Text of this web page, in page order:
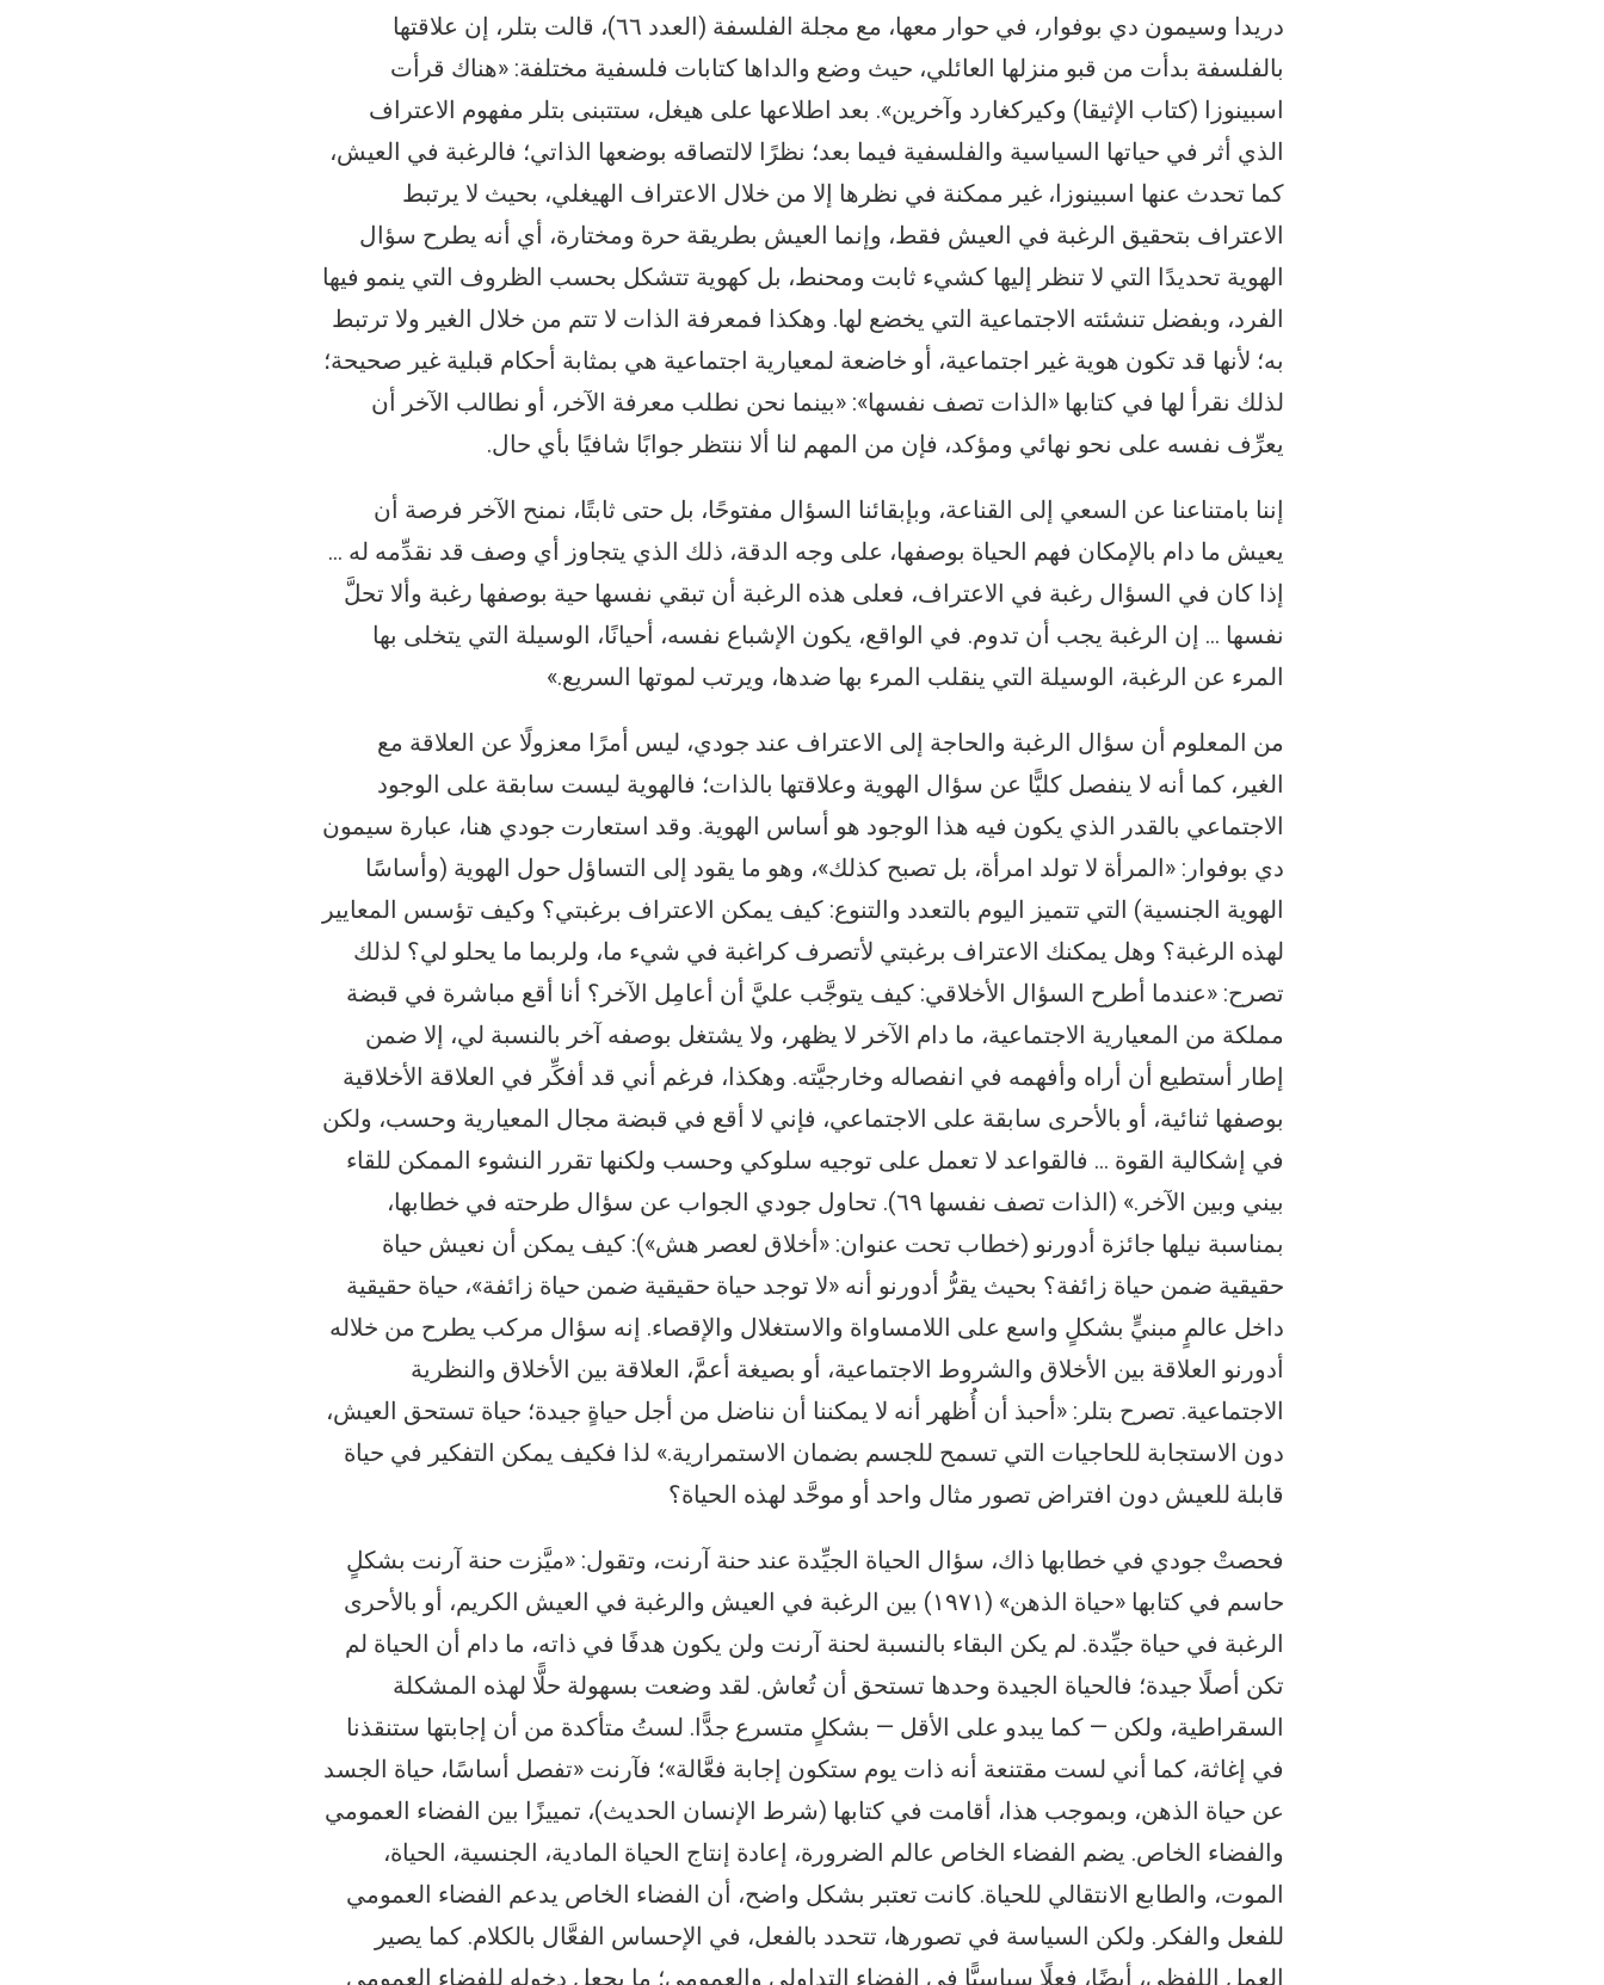
دريدا وسيمون دي بوفوار، في حوار معها، مع مجلة الفلسفة (العدد ٦٦)، قالت بتلر، إن علاقتها
بالفلسفة بدأت من قبو منزلها العائلي، حيث وضع والداها كتابات فلسفية مختلفة: «هناك قرأت
اسبينوزا (كتاب الإثيقا) وكيركغارد وآخرين». بعد اطلاعها على هيغل، ستتبنى بتلر مفهوم الاعتراف
الذي أثر في حياتها السياسية والفلسفية فيما بعد؛ نظرًا لالتصاقه بوضعها الذاتي؛ فالرغبة في العيش،
كما تحدث عنها اسبينوزا، غير ممكنة في نظرها إلا من خلال الاعتراف الهيغلي، بحيث لا يرتبط
الاعتراف بتحقيق الرغبة في العيش فقط، وإنما العيش بطريقة حرة ومختارة، أي أنه يطرح سؤال
الهوية تحديدًا التي لا تنظر إليها كشيء ثابت ومحنط، بل كهوية تتشكل بحسب الظروف التي ينمو فيها
الفرد، وبفضل تنشئته الاجتماعية التي يخضع لها. وهكذا فمعرفة الذات لا تتم من خلال الغير ولا ترتبط
به؛ لأنها قد تكون هوية غير اجتماعية، أو خاضعة لمعيارية اجتماعية هي بمثابة أحكام قبلية غير صحيحة؛
لذلك نقرأ لها في كتابها «الذات تصف نفسها»: «بينما نحن نطلب معرفة الآخر، أو نطالب الآخر أن
يعرِّف نفسه على نحو نهائي ومؤكد، فإن من المهم لنا ألا ننتظر جوابًا شافيًا بأي حال.
إننا بامتناعنا عن السعي إلى القناعة، وبإبقائنا السؤال مفتوحًا، بل حتى ثابتًا، نمنح الآخر فرصة أن
يعيش ما دام بالإمكان فهم الحياة بوصفها، على وجه الدقة، ذلك الذي يتجاوز أي وصف قد نقدِّمه له …
إذا كان في السؤال رغبة في الاعتراف، فعلى هذه الرغبة أن تبقي نفسها حية بوصفها رغبة وألا تحلَّ
نفسها … إن الرغبة يجب أن تدوم. في الواقع، يكون الإشباع نفسه، أحيانًا، الوسيلة التي يتخلى بها
المرء عن الرغبة، الوسيلة التي ينقلب المرء بها ضدها، ويرتب لموتها السريع.»
من المعلوم أن سؤال الرغبة والحاجة إلى الاعتراف عند جودي، ليس أمرًا معزولًا عن العلاقة مع
الغير، كما أنه لا ينفصل كليًّا عن سؤال الهوية وعلاقتها بالذات؛ فالهوية ليست سابقة على الوجود
الاجتماعي بالقدر الذي يكون فيه هذا الوجود هو أساس الهوية. وقد استعارت جودي هنا، عبارة سيمون
دي بوفوار: «المرأة لا تولد امرأة، بل تصبح كذلك»، وهو ما يقود إلى التساؤل حول الهوية (وأساسًا
الهوية الجنسية) التي تتميز اليوم بالتعدد والتنوع: كيف يمكن الاعتراف برغبتي؟ وكيف تؤسس المعايير
لهذه الرغبة؟ وهل يمكنك الاعتراف برغبتي لأتصرف كراغبة في شيء ما، ولربما ما يحلو لي؟ لذلك
تصرح: «عندما أطرح السؤال الأخلاقي: كيف يتوجَّب عليَّ أن أعامِل الآخر؟ أنا أقع مباشرة في قبضة
مملكة من المعيارية الاجتماعية، ما دام الآخر لا يظهر، ولا يشتغل بوصفه آخر بالنسبة لي، إلا ضمن
إطار أستطيع أن أراه وأفهمه في انفصاله وخارجيَّته. وهكذا، فرغم أني قد أفكِّر في العلاقة الأخلاقية
بوصفها ثنائية، أو بالأحرى سابقة على الاجتماعي، فإني لا أقع في قبضة مجال المعيارية وحسب، ولكن
في إشكالية القوة … فالقواعد لا تعمل على توجيه سلوكي وحسب ولكنها تقرر النشوء الممكن للقاء
بيني وبين الآخر.» (الذات تصف نفسها ٦٩). تحاول جودي الجواب عن سؤال طرحته في خطابها،
بمناسبة نيلها جائزة أدورنو (خطاب تحت عنوان: «أخلاق لعصر هش»): كيف يمكن أن نعيش حياة
حقيقية ضمن حياة زائفة؟ بحيث يقرُّ أدورنو أنه «لا توجد حياة حقيقية ضمن حياة زائفة»، حياة حقيقية
داخل عالمٍ مبنيٍّ بشكلٍ واسع على اللامساواة والاستغلال والإقصاء. إنه سؤال مركب يطرح من خلاله
أدورنو العلاقة بين الأخلاق والشروط الاجتماعية، أو بصيغة أعمَّ، العلاقة بين الأخلاق والنظرية
الاجتماعية. تصرح بتلر: «أحبذ أن أُظهر أنه لا يمكننا أن نناضل من أجل حياةٍ جيدة؛ حياة تستحق العيش،
دون الاستجابة للحاجيات التي تسمح للجسم بضمان الاستمرارية.» لذا فكيف يمكن التفكير في حياة
قابلة للعيش دون افتراض تصور مثال واحد أو موحَّد لهذه الحياة؟
فحصتْ جودي في خطابها ذاك، سؤال الحياة الجيِّدة عند حنة آرنت، وتقول: «ميَّزت حنة آرنت بشكلٍ
حاسم في كتابها «حياة الذهن» (١٩٧١) بين الرغبة في العيش والرغبة في العيش الكريم، أو بالأحرى
الرغبة في حياة جيِّدة. لم يكن البقاء بالنسبة لحنة آرنت ولن يكون هدفًا في ذاته، ما دام أن الحياة لم
تكن أصلًا جيدة؛ فالحياة الجيدة وحدها تستحق أن تُعاش. لقد وضعت بسهولة حلًّا لهذه المشكلة
السقراطية، ولكن — كما يبدو على الأقل — بشكلٍ متسرع جدًّا. لستُ متأكدة من أن إجابتها ستنقذنا
في إغاثة، كما أني لست مقتنعة أنه ذات يوم ستكون إجابة فعَّالة»؛ فآرنت «تفصل أساسًا، حياة الجسد
عن حياة الذهن، وبموجب هذا، أقامت في كتابها (شرط الإنسان الحديث)، تمييزًا بين الفضاء العمومي
والفضاء الخاص. يضم الفضاء الخاص عالم الضرورة، إعادة إنتاج الحياة المادية، الجنسية، الحياة،
الموت، والطابع الانتقالي للحياة. كانت تعتبر بشكل واضح، أن الفضاء الخاص يدعم الفضاء العمومي
للفعل والفكر. ولكن السياسة في تصورها، تتحدد بالفعل، في الإحساس الفعَّال بالكلام. كما يصير
العمل اللفظي، أيضًا، فعلًا سياسيًّا في الفضاء التداولي والعمومي؛ ما يجعل دخوله للفضاء العمومي